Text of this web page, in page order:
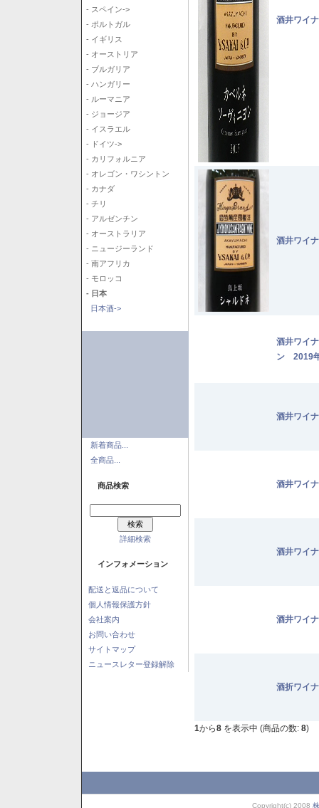
- スペイン->
- ポルトガル
- イギリス
- オーストリア
- ブルガリア
- ハンガリー
- ルーマニア
- ジョージア
- イスラエル
- ドイツ->
- カリフォルニア
- オレゴン・ワシントン
- カナダ
- チリ
- アルゼンチン
- オーストラリア
- ニュージーランド
- 南アフリカ
- モロッコ
- 日本
日本酒->
新着商品...
全商品...
商品検索
詳細検索
インフォメーション
配送と返品について
個人情報保護方針
会社案内
お問い合わせ
サイトマップ
ニュースレター登録解除
酒井ワイ
酒井ワイ
酒井ワイ
ン 2019
酒井ワイ
酒井ワイ
酒井ワイ
酒井ワイ
酒折ワイ
1から8 を表示中 (商品の数: 8)
Copyright(c) 2008